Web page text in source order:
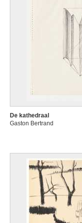
De kathedraal
Gaston Bertrand